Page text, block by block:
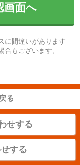
画面へ
に間違いがあります
もございます。
る
せする
する